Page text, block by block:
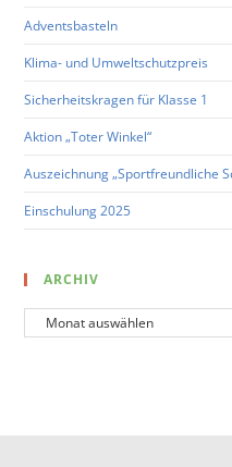
Adventsbasteln
Klima- und Umweltschutzpreis
Sicherheitskragen für Klasse 1
Aktion „Toter Winkel“
Auszeichnung „Sportfreundliche
Einschulung 2025
ARCHIV
Archiv